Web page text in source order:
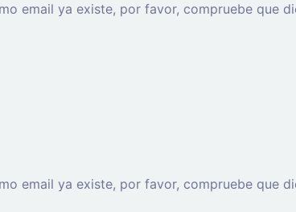
email ya existe, por favor, compruebe que
email ya existe, por favor, compruebe que